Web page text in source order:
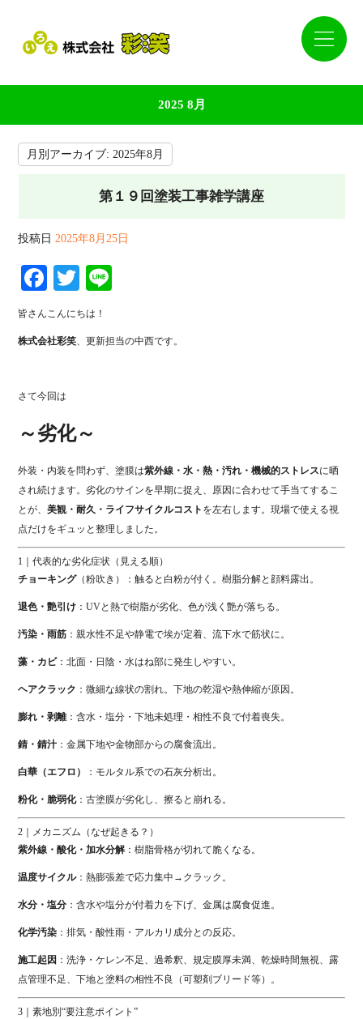
2025 8月
月別アーカイブ:2025年8月
第１９回塗装工事雑学講座
投稿日 2025年8月25日
Facebook
Twitter
皆さんこんにちは！
株式会社彩笑、更新担当の中西です。
さて今回は
～劣化～
外装・内装を問わず、塗膜は紫外線・水・熱・汚れ・機械的ストレスに晒
され続けます。劣化のサインを早期に捉え、原因に合わせて手当てするこ
とが、美観・耐久・ライフサイクルコスト を左右します。現場で使える視
点だけをギュッと整理しました。
1｜代表的な劣化症状（見える順）
チョーキング（粉吹き）：触ると白粉が付く。樹脂分解と顔料露出。
退色・艶引け ：UVと熱で樹脂が劣化、色が浅く艶が落ちる。
汚染・雨筋 ：親水性不足や静電で埃が定着、流下水で筋状に。
藻・カビ：北面・日陰・水はね部に発生しやすい。
ヘアクラック ：微細な線状の割れ。下地の乾湿や熱伸縮が原因。
膨れ・剥離：含水・塩分・下地未処理・相性不良で付着喪失。
錆・錆汁：金属下地や金物部からの腐食流出。
白華（エフロ） ：モルタル系での石灰分析出。
粉化・脆弱化：古塗膜が劣化し、擦ると崩れる。
2｜メカニズム（なぜ起きる？）
紫外線・酸化・加水分解 ：樹脂骨格が切れて脆くなる。
温度サイクル：熱膨張差で応力集中→クラック。
水分・塩分 ：含水や塩分が付着力を下げ、金属は腐食促進。
化学汚染 ：排気・酸性雨・アルカリ成分との反応。
施工起因 ：洗浄・ケレン不足、過希釈、規定膜厚未満、乾燥時間無視、露
点管理不足、下地と塗料の相性不良（可塑剤ブリード等）。
3｜素地別“要注意ポイント”